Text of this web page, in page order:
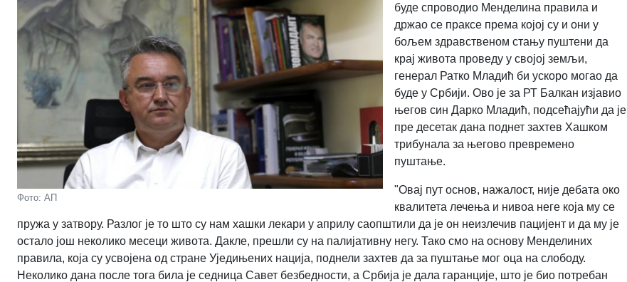
Фото: АП
буде спроводио Менделина правила и
држао се праксе према којој су и они у
бољем здравственом стању пуштени да
крај живота проведу у својој земљи,
генерал Ратко Младић би ускоро могао да
буде у Србији. Ово је за РТ Балкан изјавио
његов син Дарко Младић, подсећајући да је
пре десетак дана поднет захтев Хашком
трибунала за његово превремено
пуштање.
"Овај пут основ, нажалост, није дебата око
квалитета лечења и нивоа неге која му се
пружа у затвору. Разлог је то што су нам хашки лекари у априлу саопштили да је он неизлечив пацијент и да му је
остало још неколико месеци живота. Дакле, прешли су на палијативну негу. Тако смо на основу Менделиних
правила, која су усвојена од стране Уједињених нација, поднели захтев да за пуштање мог оца на слободу.
Неколико дана после тога била је седница Савет безбедности, а Србија је дала гаранције, што је био потребан